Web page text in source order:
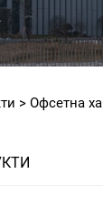
> Офсетна